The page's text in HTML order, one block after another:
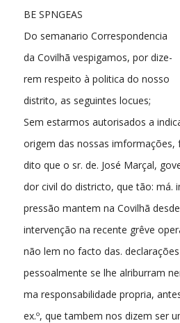
BE SPNGEAS
Do semanario Correspondencia
da Covilhã vespigamos, por dize-
rem respeito à politica do nosso
distrito, as seguintes locues;
Sem estarmos autorisados a
origem das nossas imformações,
dito que o sr. de. José Marçal,
dor civil do districto, que tão: má.
pressão mantem na Covilhã
intervenção na recente grêve
não lem no facto das.
pessoalmente se lhe alriburram
ma responsabilidade propria,
ex.º, que tambem nos dizem ser